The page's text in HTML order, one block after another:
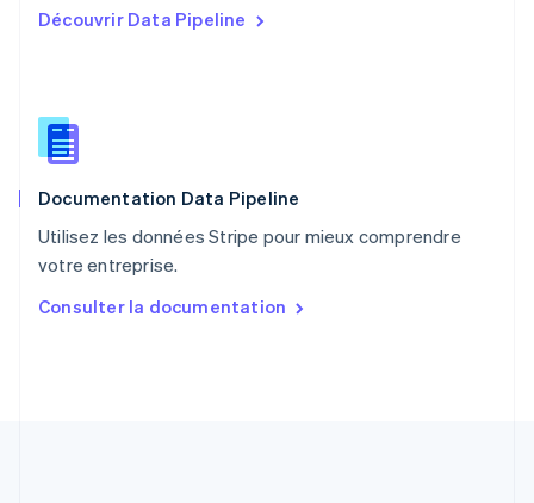
Découvrir Data Pipeline
Documentation Data Pipeline
Utilisez les données Stripe pour mieux comprendre
votre entreprise.
Consulter la documentation
PortuguêsEnglish
English
Roumanie
Royaume-Uni
Singapour
English简体中文
English